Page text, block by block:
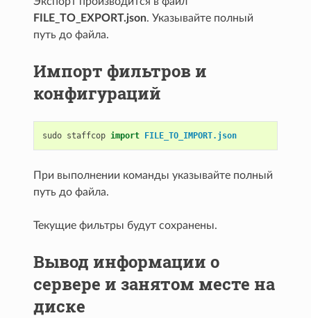
FILE_TO_EXPORT.json. Указывайте полный
путь до файла.
Импорт фильтров и
конфигураций
sudo staffcop import FILE_TO_IMPORT.json
При выполнении команды указывайте полный
путь до файла.
Текущие фильтры будут сохранены.
Вывод информации о
сервере и занятом месте на
диске